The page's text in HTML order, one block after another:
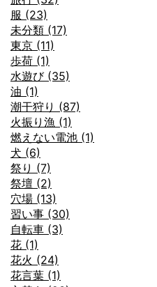
服 (23)
未分類 (17)
東京 (11)
歩荷 (1)
水遊び (35)
油 (1)
潮干狩り (87)
火振り漁 (1)
燃えない電池 (1)
犬 (6)
祭り (7)
祭壇 (2)
穴場 (13)
習い事 (30)
自転車 (3)
花 (1)
花火 (24)
花言葉 (1)